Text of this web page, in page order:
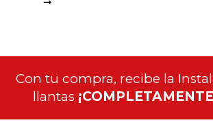
Con tu compra, recibe la
llantas